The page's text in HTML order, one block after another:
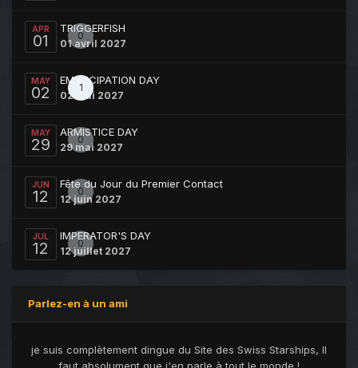
APR
01 0
TRIGGERFISH
01 avril 2027
MAY
02 1
EMANCIPATION DAY
02 mai 2027
MAY
29 0
ARMISTICE DAY
29 mai 2027
JUN
12 0
Fête du Jour du Premier Contact
12 juin 2027
JUL
12 0
IMPERATOR'S DAY
12 juillet 2027
Parlez-en à un ami
je suis complètement dingue du Site des Swiss Starships, Il